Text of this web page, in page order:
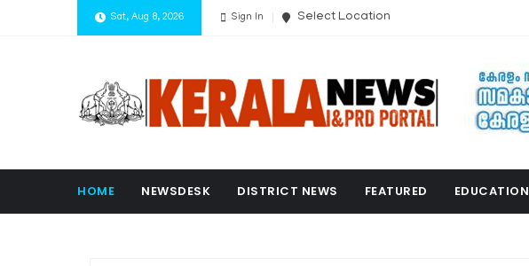
Sat, Aug 8, 2026 Sign In Select Location
HOME NEWSDESK DISTRICT NEWS FEATURED EDUCATION